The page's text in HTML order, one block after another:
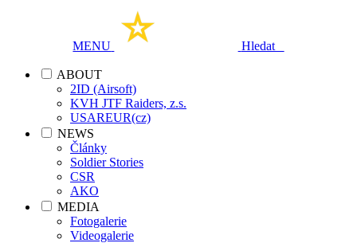
MENU Hledat
ABOUT
2ID (Airsoft)
KVH JTF Raiders, z.s.
USAREUR(cz)
NEWS
Články
Soldier Stories
CSR
AKO
MEDIA
Fotogalerie
Videogalerie